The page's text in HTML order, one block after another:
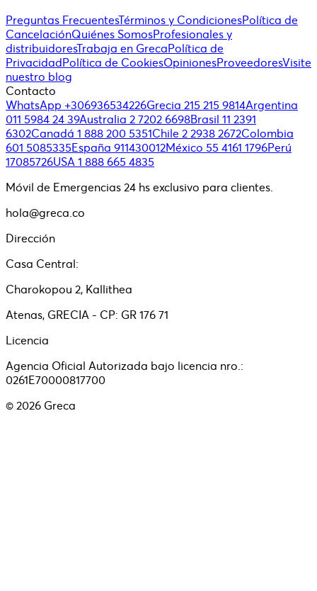
Preguntas FrecuentesTérminos y CondicionesPolítica de
CancelaciónQuiénes SomosProfesionales y
distribuidoresTrabaja en GrecaPolítica de
PrivacidadPolítica de CookiesOpinionesProveedoresVisite
nuestro blog
Contacto
WhatsApp +306936534226Grecia 215 215 9814Argentina
011 5984 24 39Australia 2 7202 6698Brasil 11 2391
6302Canadá 1 888 200 5351Chile 2 2938 2672Colombia
601 5085335España 911430012México 55 4161 1796Perú
17085726USA 1 888 665 4835
Móvil de Emergencias 24 hs exclusivo para clientes.
hola@greca.co
Dirección
Casa Central:
Charokopou 2, Kallithea
Atenas, GRECIA - CP: GR 176 71
Licencia
Agencia Oficial Autorizada bajo licencia nro.:
0261E70000817700
© 2026 Greca